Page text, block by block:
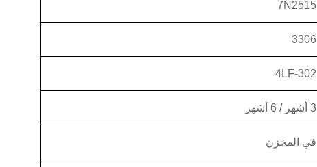
7N2515
3306
4LF-302
3 أشهر / 6 أشهر
في المخزن